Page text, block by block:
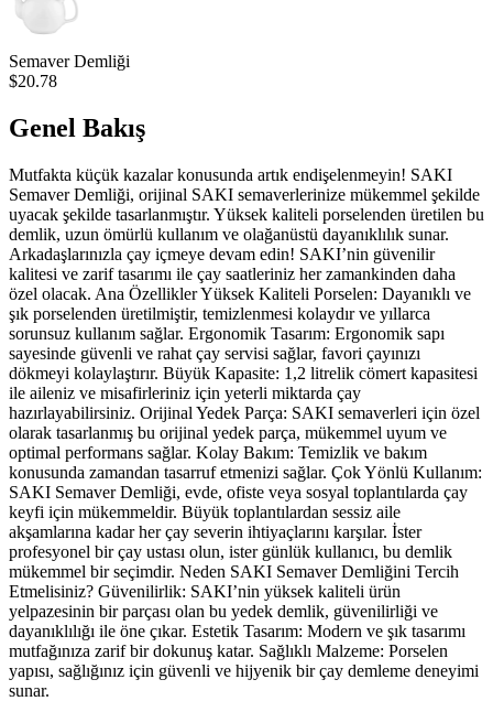
Semaver Demliği
$20.78
Genel Bakış
Mutfakta küçük kazalar konusunda artık endişelenmeyin! SAKI
Semaver Demliği, orijinal SAKI semaverlerinize mükemmel şekilde
uyacak şekilde tasarlanmıştır. Yüksek kaliteli porselenden üretilen bu
demlik, uzun ömürlü kullanım ve olağanüstü dayanıklılık sunar.
Arkadaşlarınızla çay içmeye devam edin! SAKI’nin güvenilir
kalitesi ve zarif tasarımı ile çay saatleriniz her zamankinden daha
özel olacak. Ana Özellikler Yüksek Kaliteli Porselen: Dayanıklı ve
şık porselenden üretilmiştir, temizlenmesi kolaydır ve yıllarca
sorunsuz kullanım sağlar. Ergonomik Tasarım: Ergonomik sapı
sayesinde güvenli ve rahat çay servisi sağlar, favori çayınızı
dökmeyi kolaylaştırır. Büyük Kapasite: 1,2 litrelik cömert kapasitesi
ile aileniz ve misafirleriniz için yeterli miktarda çay
hazırlayabilirsiniz. Orijinal Yedek Parça: SAKI semaverleri için özel
olarak tasarlanmış bu orijinal yedek parça, mükemmel uyum ve
optimal performans sağlar. Kolay Bakım: Temizlik ve bakım
konusunda zamandan tasarruf etmenizi sağlar. Çok Yönlü Kullanım:
SAKI Semaver Demliği, evde, ofiste veya sosyal toplantılarda çay
keyfi için mükemmeldir. Büyük toplantılardan sessiz aile
akşamlarına kadar her çay severin ihtiyaçlarını karşılar. İster
profesyonel bir çay ustası olun, ister günlük kullanıcı, bu demlik
mükemmel bir seçimdir. Neden SAKI Semaver Demliğini Tercih
Etmelisiniz? Güvenilirlik: SAKI’nin yüksek kaliteli ürün
yelpazesinin bir parçası olan bu yedek demlik, güvenilirliği ve
dayanıklılığı ile öne çıkar. Estetik Tasarım: Modern ve şık tasarımı
mutfağınıza zarif bir dokunuş katar. Sağlıklı Malzeme: Porselen
yapısı, sağlığınız için güvenli ve hijyenik bir çay demleme deneyimi
sunar.